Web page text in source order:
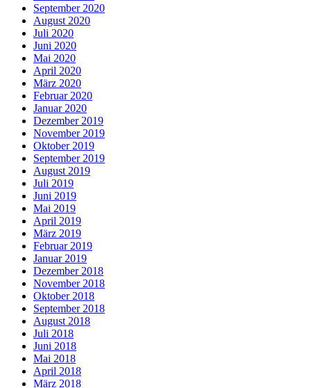
September 2020
August 2020
Juli 2020
Juni 2020
Mai 2020
April 2020
März 2020
Februar 2020
Januar 2020
Dezember 2019
November 2019
Oktober 2019
September 2019
August 2019
Juli 2019
Juni 2019
Mai 2019
April 2019
März 2019
Februar 2019
Januar 2019
Dezember 2018
November 2018
Oktober 2018
September 2018
August 2018
Juli 2018
Juni 2018
Mai 2018
April 2018
März 2018